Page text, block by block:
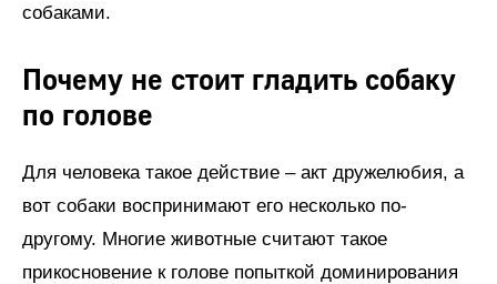
собаками.
Почему не стоит гладить собаку
по голове
Для человека такое действие – акт дружелюбия, а
вот собаки воспринимают его несколько по-
другому. Многие животные считают такое
прикосновение к голове попыткой доминирования